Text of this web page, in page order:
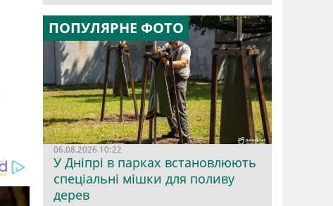
ПОПУЛЯРНЕ ФОТО
06.08.2026 10:22
У Дніпрі в парках встановлюють
спеціальні мішки для поливу
дерев